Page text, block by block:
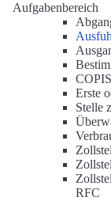
Aufgabenbereich
Erste
Stelle
RFC